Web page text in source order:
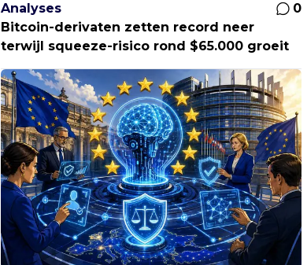
Analyses
0
Bitcoin-derivaten zetten record neer
terwijl squeeze-risico rond $65.000 groeit